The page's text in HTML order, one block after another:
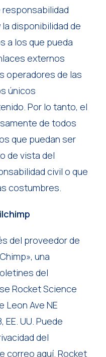
disponibilidad de
a los que pueda
externos
operadores de las
únicos
Por lo tanto, el
de todos
que puedan ser
de vista del
civil o que
costumbres.
del proveedor de
una
del
Rocket Science
Leon Ave NE
UU. Puede
del
correo aquí. Rocket